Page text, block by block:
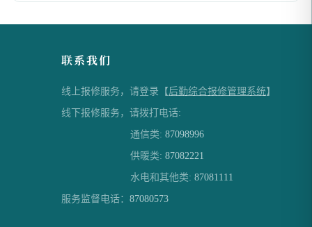
联系我们
线上报修服务，请登录【后勤综合报修管理系统】
线下报修服务，请拨打电话:
通信类:87098996
供暖类:87082221
水电和其他类:87081111
服务监督电话： 87080573